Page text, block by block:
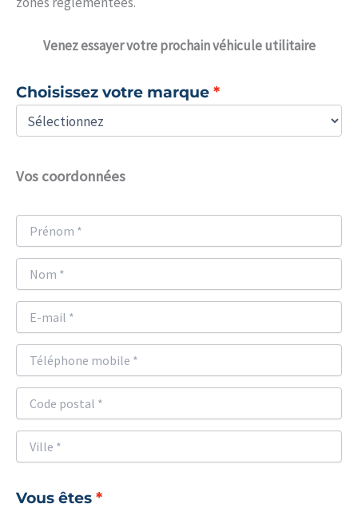
Venezessayer votre prochain véhicule utilitaire
Choisissez votre marque
Vos coordonnées
Vous êtes